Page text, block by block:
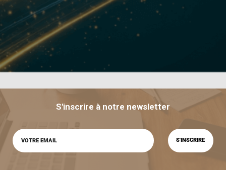
S'inscrire à notre newsletter